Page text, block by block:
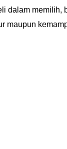
dalam memilih,
maupun